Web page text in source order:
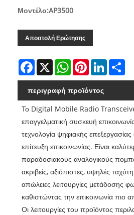
Μοντέλο:AP3500
Αποστολή Ερώτησης
Facebook
X WhatsAppPinterestLinkedIn
περιγραφή προϊόντος
Το Digital Mobile Radio Transceiver
επαγγελματική συσκευή
τεχνολογία ψηφιακής
επίτευξη επικοινωνίας. Είναι
παραδοσιακούς αναλογικούς
ακριβείς, αξιόπιστες, υψηλές
απώλειες λειτουργίες μετάδοσης
καθιστώντας την επικοινωνία πιο
Οι λειτουργίες του προϊόντος